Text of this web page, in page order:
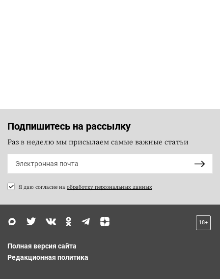
Подпишитесь на рассылку
Раз в неделю мы присылаем самые важные статьи
Я даю согласие на обработку персональных данных
18+
Полная версия сайта
Редакционная политика